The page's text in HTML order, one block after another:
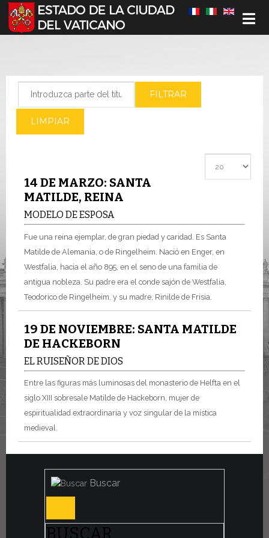
Seleccione su idioma
FILTRAR
LIMPIAR
14 DE MARZO: SANTA
MATILDE, REINA
MODELO DE ESPOSA
Fue una reina ejemplar, de gran piedad y caridad. Es Santa
Matilde de Alemania, o de Ringelheim. Nació en Enger, en
Westfalia, hacia el año 895, en el seno de una familia de
antigua nobleza. Su padre era el conde sajón de Westfalia,
Teodorico de Ringelheim, y su madre, Rinilde de Frisia.
19 DE NOVIEMBRE: SANTA MATILDE
DE HACKEBORN
EL RUISEÑOR DE DIOS
Entre las figuras más luminosas del monasterio de Helfta en el
siglo XIII sobresale Matilde de Hackeborn, mujer de
espiritualidad extraordinaria y voz singular de la mística
medieval.
Buscar
BUSCAR